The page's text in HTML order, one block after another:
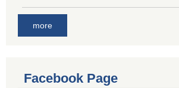
more
Facebook Page